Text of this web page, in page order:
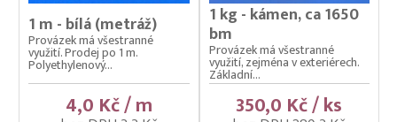
1 m - bílá (metráž)
Provázek má všestranné
využití. Prodej po 1 m.
Polyethylenový...
4,0 Kč / m
1 kg - kámen, ca 1650
bm
Provázek má všestranné
využití, zejména v exteriérech.
Základní...
350,0 Kč / ks